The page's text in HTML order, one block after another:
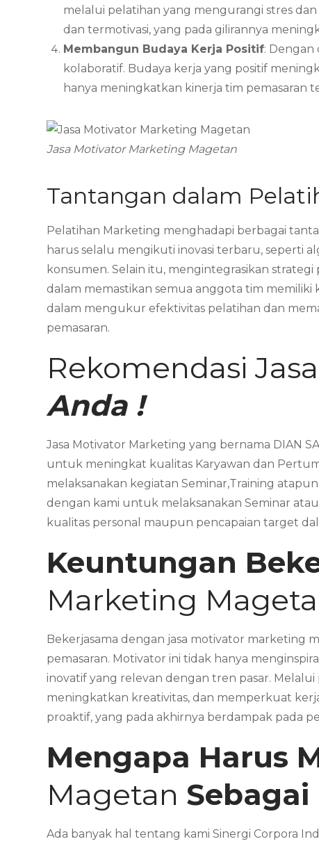
melalui pelatihan yang mengurangi stres
dan termotivasi, yang pada gilirannya
Membangun Budaya Kerja Positif:
kolaboratif. Budaya kerja yang positif
hanya meningkatkan kinerja tim
Jasa Motivator Marketing Magetan
Tantangan dalam
Pelatihan Marketing menghadapi berbagai
harus selalu mengikuti inovasi terbaru, seperti
konsumen. Selain itu, mengintegrasikan
dalam memastikan semua anggota tim
dalam mengukur efektivitas pelatihan dan
pemasaran.
Rekomendasi
Anda !
Jasa Motivator Marketing yang bernama DIAN
untuk meningkat kualitas Karyawan dan
melaksanakan kegiatan Seminar,Training
dengan kami untuk melaksanakan Seminar
kualitas personal maupun pencapaian target
Keuntungan
Marketing
Bekerjasama dengan jasa motivator marketing
pemasaran. Motivator ini tidak hanya
inovatif yang relevan dengan tren pasar.
meningkatkan kreativitas, dan memperkuat
proaktif, yang pada akhirnya berdampak pada
Mengapa Harus
Magetan
Ada banyak hal tentang kami Sinergi Corpora